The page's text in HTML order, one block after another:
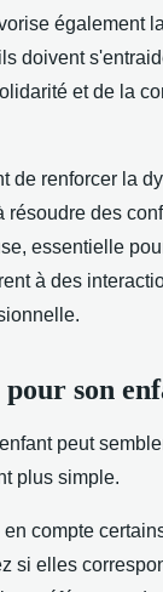
également la
doivent
et de la
de renforcer la
des
essentielle
à des
son
peut
plus simple.
compte
si elles